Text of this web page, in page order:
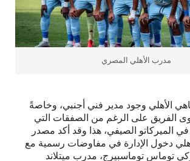
مدرب الأهلي المصري
الأهلي وجود مدير فني أجنبي، وخاصةً
الفريق على الرغم من الصفقات التي
الصيفي، هذا وقد أكد مصدر
دخول الإدارة في مفاوضات رسمية مع
توماس توماسبيرج، مدرب ميتلاند